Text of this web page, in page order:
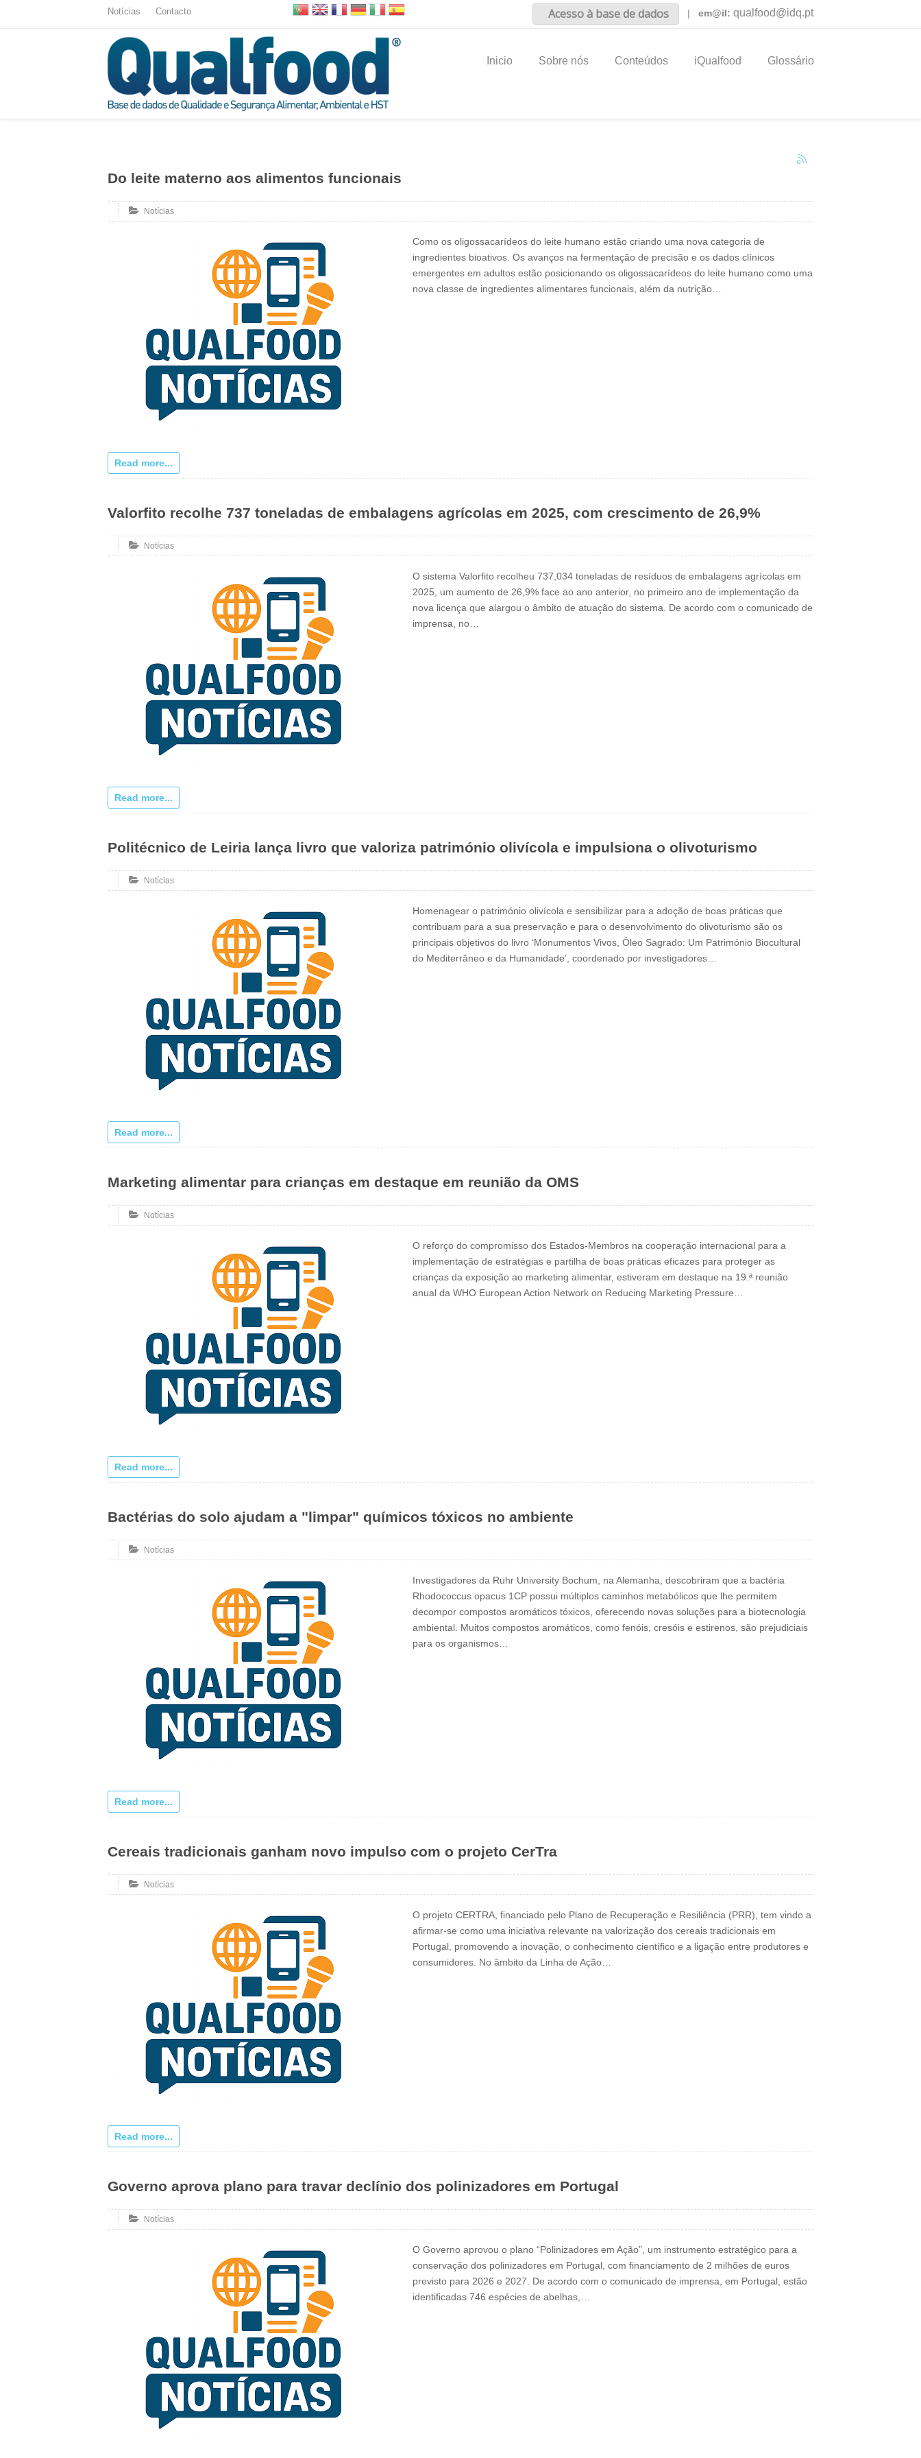
Notícias Contacto Acesso à base de dados | em@il: qualfood@idq.pt
Inicio Sobre nós Conteúdos iQualfood Glossário
Do leite materno aos alimentos funcionais
Notícias
Como os oligossacarídeos do leite humano estão criando uma nova categoria de
ingredientes bioativos. Os avanços na fermentação de precisão e os dados clínicos
emergentes em adultos estão posicionando os oligossacarídeos do leite humano como uma
nova classe de ingredientes alimentares funcionais, além da nutrição…
Read more...
Valorfito recolhe 737 toneladas de embalagens agrícolas em 2025, com crescimento de 26,9%
Notícias
O sistema Valorfito recolheu 737,034 toneladas de resíduos de embalagens agrícolas em
2025, um aumento de 26,9% face ao ano anterior, no primeiro ano de implementação da
nova licença que alargou o âmbito de atuação do sistema. De acordo com o comunicado de
imprensa, no…
Read more...
Politécnico de Leiria lança livro que valoriza património olivícola e impulsiona o olivoturismo
Notícias
Homenagear o património olivícola e sensibilizar para a adoção de boas práticas que
contribuam para a sua preservação e para o desenvolvimento do olivoturismo são os
principais objetivos do livro ‘Monumentos Vivos, Óleo Sagrado: Um Património Biocultural
do Mediterrâneo e da Humanidade’, coordenado por investigadores…
Read more...
Marketing alimentar para crianças em destaque em reunião da OMS
Notícias
O reforço do compromisso dos Estados-Membros na cooperação internacional para a
implementação de estratégias e partilha de boas práticas eficazes para proteger as
crianças da exposição ao marketing alimentar, estiveram em destaque na 19.ª reunião
anual da WHO European Action Network on Reducing Marketing Pressure…
Read more...
Bactérias do solo ajudam a "limpar" químicos tóxicos no ambiente
Notícias
Investigadores da Ruhr University Bochum, na Alemanha, descobriram que a bactéria
Rhodococcus opacus 1CP possui múltiplos caminhos metabólicos que lhe permitem
decompor compostos aromáticos tóxicos, oferecendo novas soluções para a biotecnologia
ambiental. Muitos compostos aromáticos, como fenóis, cresóis e estirenos, são prejudiciais
para os organismos…
Read more...
Cereais tradicionais ganham novo impulso com o projeto CerTra
Notícias
O projeto CERTRA, financiado pelo Plano de Recuperação e Resiliência (PRR), tem vindo a
afirmar-se como uma iniciativa relevante na valorização dos cereais tradicionais em
Portugal, promovendo a inovação, o conhecimento científico e a ligação entre produtores e
consumidores. No âmbito da Linha de Ação…
Read more...
Governo aprova plano para travar declínio dos polinizadores em Portugal
Notícias
O Governo aprovou o plano “Polinizadores em Ação”, um instrumento estratégico para a
conservação dos polinizadores em Portugal, com financiamento de 2 milhões de euros
previsto para 2026 e 2027. De acordo com o comunicado de imprensa, em Portugal, estão
identificadas 746 espécies de abelhas,…